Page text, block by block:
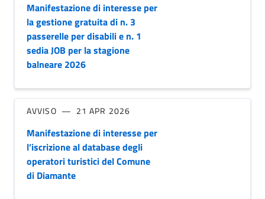
Manifestazione di interesse per
la gestione gratuita di n. 3
passerelle per disabili e n. 1
sedia JOB per la stagione
balneare 2026
AVVISO 21 APR 2026
Manifestazione di interesse per
l’iscrizione al database degli
operatori turistici del Comune
di Diamante